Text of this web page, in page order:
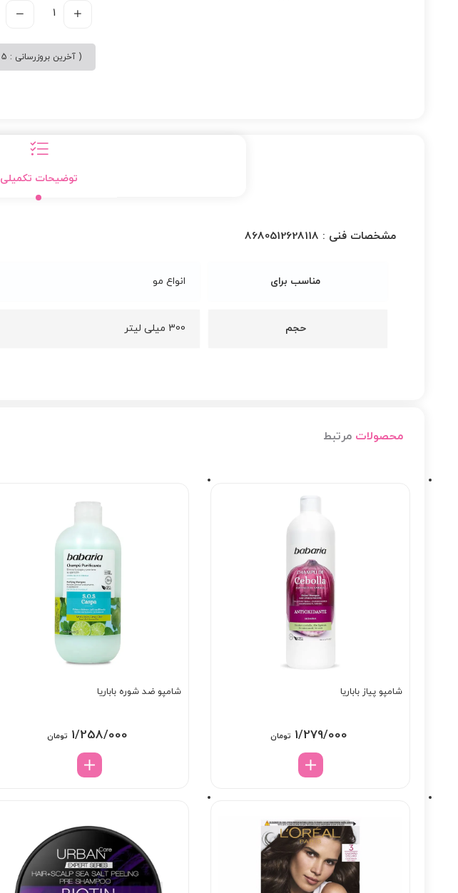
( آخرین بروزرسانی : 5 مرداد, 1405 )
توضیحات تکمیلی
مشخصات فنی : 8680512628118
مناسب برای انواع مو
حجم 300 میلی لیتر
محصولات مرتبط
شامپو پیاز باباریا
1/279/000 تومان
شامپو ضد شوره باباریا
1/258/000 تومان